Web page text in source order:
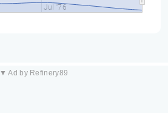
Jul '76
▼ Ad by Refinery89